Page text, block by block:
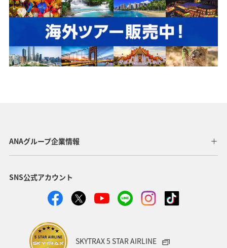
ANAグループ企業情報
SNS公式アカウント
SKYTRAX 5 STAR AIRLINE